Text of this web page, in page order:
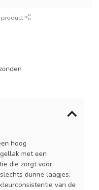
hoog
met een
die zorgt voor
dunne laagjes.
van de